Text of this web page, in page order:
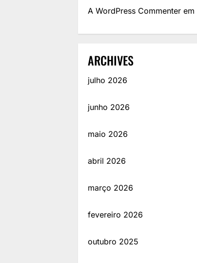
A WordPress Commenter em
ARCHIVES
julho 2026
junho 2026
maio 2026
abril 2026
março 2026
fevereiro 2026
outubro 2025